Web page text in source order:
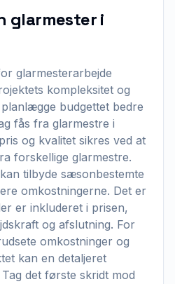
glarmester i
glarmesterarbejde
kompleksitet og
budgettet bedre
fås fra glarmestre i
og kvalitet sikres ved at
forskellige glarmestre.
tilbyde sæsonbestemte
omkostningerne. Det er
er inkluderet i prisen,
og afslutning. For
omkostninger og
kan en detaljeret
det første skridt mod